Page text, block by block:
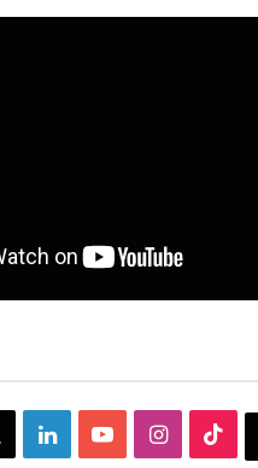
LinkedInYouTubeInstagram